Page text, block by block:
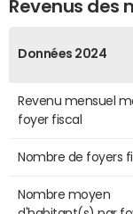
Revenus des
Données 2024
Revenu mensuel
foyer fiscal
Nombre de foyers
Nombre moyen